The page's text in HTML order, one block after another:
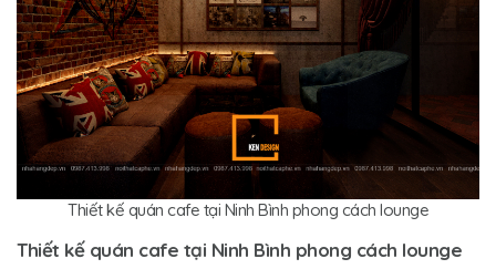
Thiết kế quán cafe tại Ninh Bình phong cách lounge
Thiết kế quán cafe tại Ninh Bình phong cách lounge